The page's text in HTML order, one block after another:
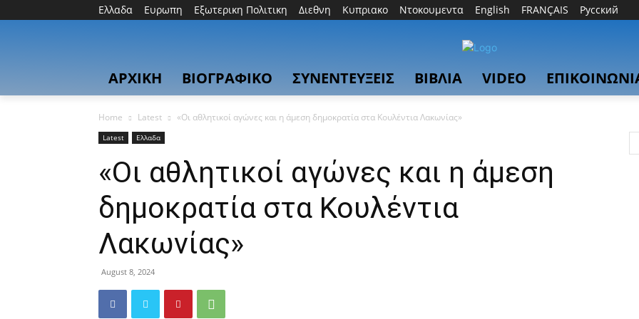
Ελλαδα Ευρωπη Εξωτερικη Πολιτικη Διεθνη Κυπριακο Ντοκουμεντα English FRANÇAIS Русский
ΑΡΧΙΚΗ ΒΙΟΓΡΑΦΙΚΟ ΣΥΝΕΝΤΕΥΞΕΙΣ ΒΙΒΛΙΑ VIDEO
Home Latest «Οι αθλητικοί αγώνες και η άμεση δημοκρατία στα Κουλέντια Λακωνίας»
Latest Ελλαδα
«Οι αθλητικοί αγώνες και η άμεση
δημοκρατία στα Κουλέντια
Λακωνίας»
August 8, 2024